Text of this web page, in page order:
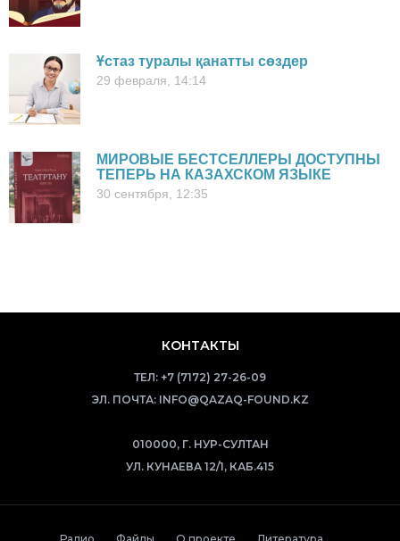
Ұстаз туралы қанатты сөздер
29 февраля, 14:14
МИРОВЫЕ БЕСТСЕЛЛЕРЫ ДОСТУПНЫ
ТЕПЕРЬ НА КАЗАХСКОМ ЯЗЫКЕ
30 сентября, 12:35
КОНТАКТЫ
ТЕЛ: +7 (7172) 27-26-09
ЭЛ. ПОЧТА: INFO@QAZAQ-FOUND.KZ
010000, Г. НУР-СУЛТАН
УЛ. КУНАЕВА 12/1, КАБ.415